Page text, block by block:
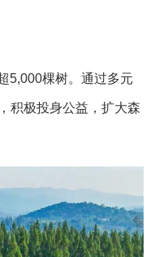
5,000棵树。通过多元
积极投身公益，扩大森